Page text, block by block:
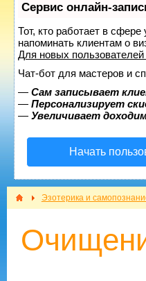
Сервис онлайн-
Тот, кто работает в
напоминать клиентам о
Для новых пользователей
Чат-бот для мастеров и
— Сам записывает
— Персонализирует
— Увеличивает
Начать
Эзотерика и